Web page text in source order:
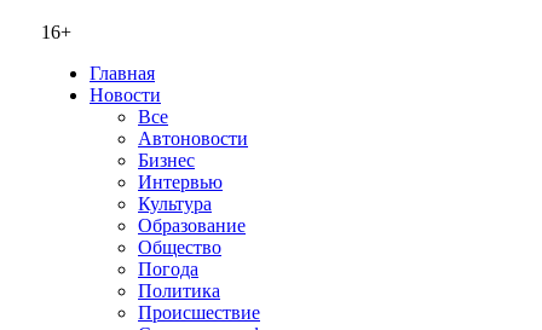
16+
Главная
Новости
Все
Автоновости
Бизнес
Интервью
Культура
Образование
Общество
Погода
Политика
Происшествие